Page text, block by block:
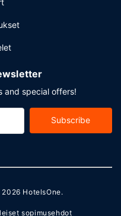
and special offers!
Subscribe
HotelsOne.
sopimusehdot